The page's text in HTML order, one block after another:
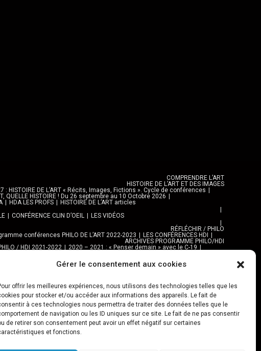
Gérer le consentement aux cookies
offrir les meilleures expériences, nous utilisons des technologies telles que les
pour stocker et/ou accéder aux informations des appareils. Le fait de
à ces technologies nous permettra de traiter des données telles que le
de navigation ou les ID uniques sur ce site. Le fait de ne pas consentir
de retirer son consentement peut avoir un effet négatif sur certaines
et fonctions.
COMPRENDRE L’ART
HISTOIRE DE L’ART ET DES IMAGES
: HISTOIRE DE L’ART « Récits, Images, Fictions ». Cycle de conférences
QUELLE HISTOIRE ! Du 26 septembre au 10 Octobre 2026
HDA LES PROFS
HISTOIRE DE L’ART articles
CONFÉRENCE CLIN D’OEIL
LES VIDÉOS
RÉFLÉCHIR / PHILO
conférences PHILO DE L’ART 2022-2023
LES CONFÉRENCES HDI
ARCHIVES PROGRAMME PHILO/HDI
/ HDI 2021-2022
2020 – 2021 : « Penser demain » avec le C-19
» avec le C-19
EXPOS, ARTS ET VILLES
AUTRES LIEUX
ANNAPURNA
Al TANNOUR
BALADES, SORTIES
DES BALADES URBAINES 2025
PROGRAMME BALADES en Essonne 2024
URBAN SKETCHERS ESSONNE
URBAN SKETCHER 2024-2025 :
Archives URBAN SKETCHERS ESSONNE
ART
JEU URBAIN « JeSuisMaVille »